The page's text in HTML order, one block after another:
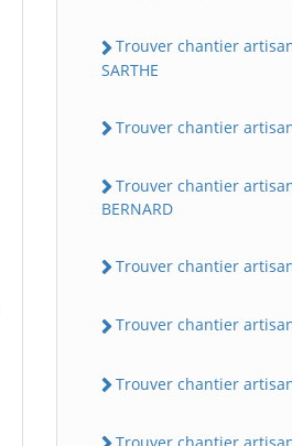
Trouver chantier artisan
SARTHE
Trouver chantier
Trouver chantier artisan
BERNARD
Trouver chantier artisan
Trouver chantier
Trouver chantier